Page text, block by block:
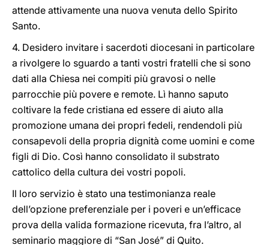
attende attivamente una nuova venuta dello Spirito
Santo.
4. Desidero invitare i sacerdoti diocesani in particolare
a rivolgere lo sguardo a tanti vostri fratelli che si sono
dati alla Chiesa nei compiti più gravosi o nelle
parrocchie più povere e remote. Lì hanno saputo
coltivare la fede cristiana ed essere di aiuto alla
promozione umana dei propri fedeli, rendendoli più
consapevoli della propria dignità come uomini e come
figli di Dio. Così hanno consolidato il substrato
cattolico della cultura dei vostri popoli.
Il loro servizio è stato una testimonianza reale
dell’opzione preferenziale per i poveri e un’efficace
prova della valida formazione ricevuta, fra l’altro, al
seminario maggiore di “San José” di Quito.